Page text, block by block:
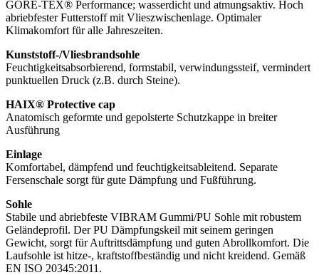
GORE-TEX® Performance; wasserdicht und atmungsaktiv. Hoch
abriebfester Futterstoff mit Vlieszwischenlage. Optimaler
Klimakomfort für alle Jahreszeiten.
Kunststoff-/Vliesbrandsohle
Feuchtigkeitsabsorbierend, formstabil, verwindungssteif, vermindert
punktuellen Druck (z.B. durch Steine).
HAIX® Protective cap
Anatomisch geformte und gepolsterte Schutzkappe in breiter
Ausführung
Einlage
Komfortabel, dämpfend und feuchtigkeitsableitend. Separate
Fersenschale sorgt für gute Dämpfung und Fußführung.
Sohle
Stabile und abriebfeste VIBRAM Gummi/PU Sohle mit robustem
Geländeprofil. Der PU Dämpfungskeil mit seinem geringen
Gewicht, sorgt für Auftrittsdämpfung und guten Abrollkomfort. Die
Laufsohle ist hitze-, kraftstoffbeständig und nicht kreidend. Gemäß
EN ISO 20345:2011.